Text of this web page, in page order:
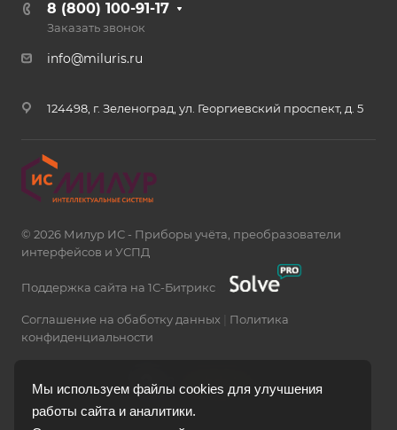
8 (800) 100-91-17
Заказать звонок
info@miluris.ru
124498, г. Зеленоград, ул. Георгиевский проспект, д. 5
© 2026 Милур ИС - Приборы учёта, преобразователи
интерфейсов и УСПД
Поддержка сайта на 1С-Битрикс
Соглашение на обаботку данных
Политика
конфиденциальности
Мы используем файлы cookies для улучшения
работы сайта и аналитики.